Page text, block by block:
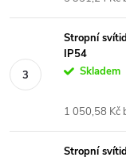
Stropní
IP54
Skladem
1 050,58 Kč
Stropní